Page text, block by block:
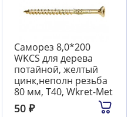
Саморез 8,0*200
WKCS для дерева
потайной, желтый
цинк,неполн резьба
80 мм, T40, Wkret-Met
50₽